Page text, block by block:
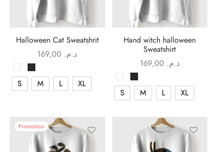
Halloween Cat Sweatshrit
د.م.
S M L XL
Hand witch halloween
Sweatshirt
د.م.
S M L XL
Promotion